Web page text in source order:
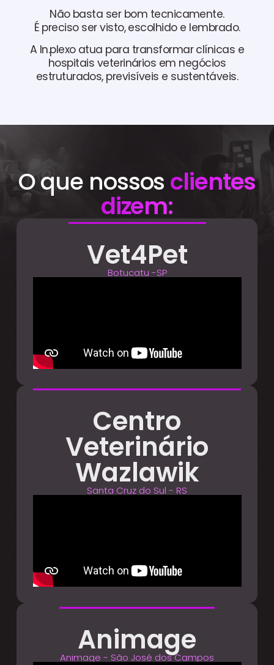
Não basta ser bom tecnicamente.
É preciso ser visto, escolhido e lembrado.
A In.plexo atua para transformar clínicas e
hospitais veterinários em negócios
estruturados, previsíveis e sustentáveis.
O que nossos clientes
dizem:
Vet4Pet
Botucatu -SP
Centro
Veterinário
Wazlawik
Santa Cruz do Sul - RS
Animage
Animage - São José dos Campos